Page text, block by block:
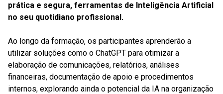
prática e segura, ferramentas de Inteligência Artificial
no seu quotidiano profissional.
Ao longo da formação, os participantes aprenderão a
utilizar soluções como o ChatGPT para otimizar a
elaboração de comunicações, relatórios, análises
financeiras, documentação de apoio e procedimentos
internos, explorando ainda o potencial da IA na organização